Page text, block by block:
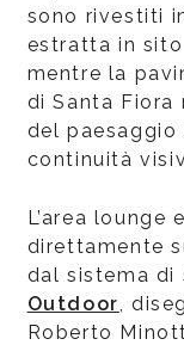
sono rivestiti
estratta in
mentre la
di Santa Fiora
del
continuità
L’area lounge
direttamente
dal sistema di
Outdoor,
Roberto